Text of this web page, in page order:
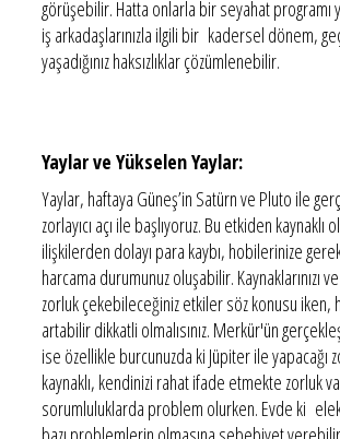
görüşebilir. Hatta onlarla bir seyahat programı
iş arkadaşlarınızla ilgili bir kadersel dönem,
yaşadığınız haksızlıklar çözümlenebilir.
Yaylar ve Yükselen Yaylar:
Yaylar, haftaya Güneş’in Satürn ve Pluto ile
zorlayıcı açı ile başlıyoruz. Bu etkiden kaynaklı
ilişkilerden dolayı para kaybı, hobilerinize
harcama durumunuz oluşabilir. Kaynaklarınızı
zorluk çekebileceğiniz etkiler söz konusu iken,
artabilir dikkatli olmalısınız. Merkür'ün
ise özellikle burcunuzda ki Jüpiter ile yapacağı
kaynaklı, kendinizi rahat ifade etmekte zorluk
sorumluluklarda problem olurken. Evde ki